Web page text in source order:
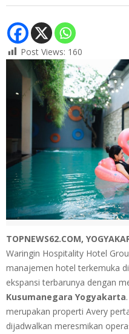
Post Views: 160
TOPNEWS62.COM,
Waringin Hospitality Hotel
manajemen hotel terkemuka
ekspansi terbarunya dengan
Kusumanegara Yogyakarta
merupakan properti Avery
dijadwalkan meresmikan